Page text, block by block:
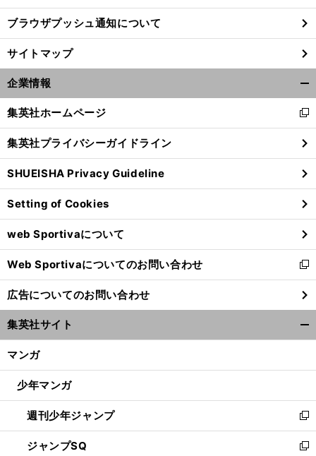
。
へ
ブラウザプッシュ通知について
サイトマップ
企業情報
閉
る
集英社ホームページ
新
し
い
ウ
ィ
ン
ド
ウ
で
開
く
集英社プライバシーガイドライン
SHUEISHA Privacy Guideline
Setting of Cookies
web Sportivaについて
Web Sportivaについてのお問い合わせ
新
し
い
ウ
ィ
ン
ウ
開
く
広告についてのお問い合わせ
集英社サイト
マンガ
少年マンガ
週刊少年ジャンプ
新
し
い
ジャンプSQ
新